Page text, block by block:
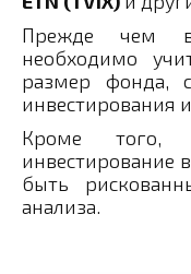
Прежде чем
необходимо
размер фонда,
инвестирования
Кроме того,
инвестирование
быть
анализа.